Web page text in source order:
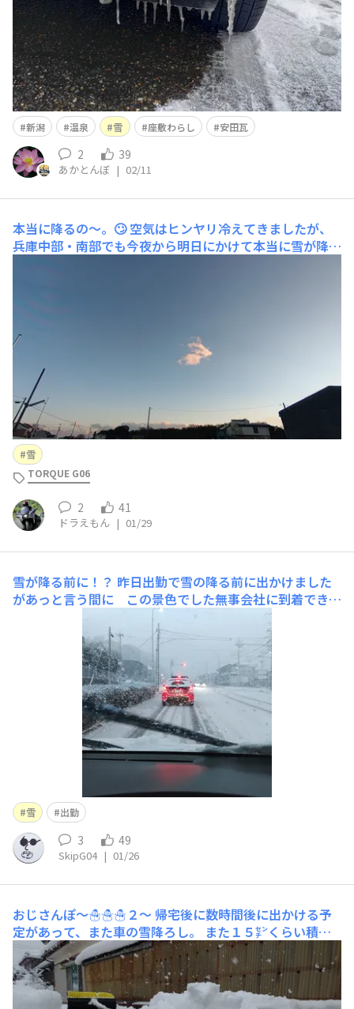
新潟 温泉 雪 座敷わらし 安田瓦
2 39
あかとんぼ | 02/11
本当に降るの〜。🙄 空気はヒンヤリ冷えてきましたが、
兵庫中部・南部でも今夜から明日にかけて本当に雪が降る
雪
TORQUE G06
2 41
ドラえもん | 01/29
雪が降る前に！？ 昨日出勤で雪の降る前に出かけました
があっと言う間に この景色でした無事会社に到着できま
したが日曜日のせいか雪道不慣れな方が多かったかな？
雪 出勤
3 49
SkipG04 | 01/26
おじさんぽ〜☃️☃️☃️２〜 帰宅後に数時間後に出かける予
定があって、また車の雪降ろし。 また１５㌢くらい積も
ってた。 天気予報もずっと☃️マーク。 明日、仕事休みで
良かったぁ〜 でも、しかし、ばってん、午前中に娘っ子
の歯医者の予約があるから、朝から除雪エキササイズ。